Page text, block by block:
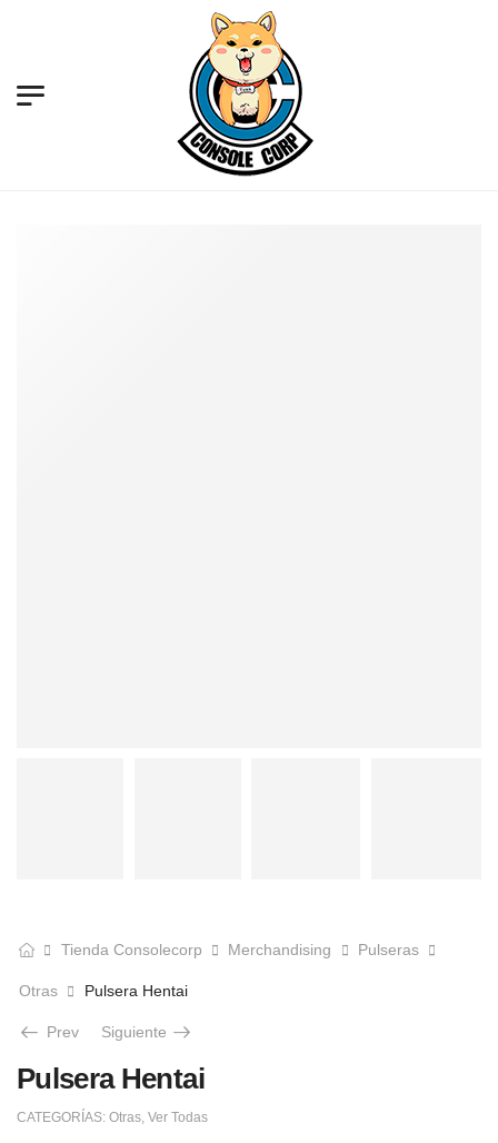
Tienda Consolecorp Merchandising Pulseras
Otras Pulsera Hentai
Prev Siguiente
Pulsera Hentai
CATEGORÍAS: Otras, Ver Todas